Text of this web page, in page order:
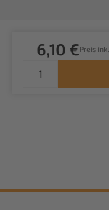
6,10 €Preis inkl.